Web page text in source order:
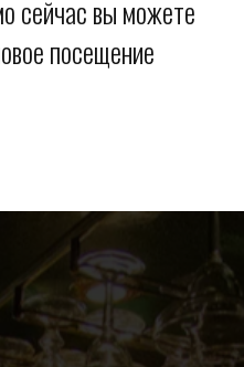
сейчас вы можете
посещение